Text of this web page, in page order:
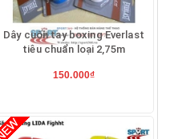
Dây cuốn tay boxing Everlast
tiêu chuẩn loại 2,75m
150.000₫